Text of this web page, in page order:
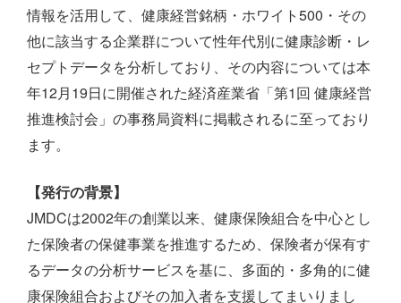
情報を活用して、健康経営銘柄・ホワイト500・その
他に該当する企業群について性年代別に健康診断・レ
セプトデータを分析しており、その内容については本
年12月19日に開催された経済産業省「第1回 健康経営
推進検討会」の事務局資料に掲載されるに至っており
ます。
【発行の背景】
JMDCは2002年の創業以来、健康保険組合を中心とし
た保険者の保健事業を推進するため、保険者が保有す
るデータの分析サービスを基に、多面的・多角的に健
康保険組合およびその加入者を支援してまいりまし